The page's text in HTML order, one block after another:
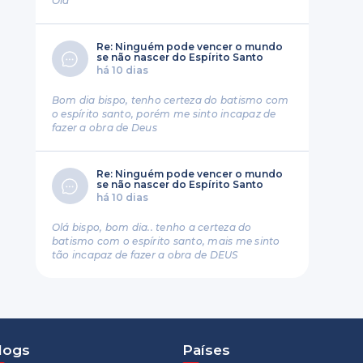
Re: Ninguém pode vencer o mundo
se não nascer do Espírito Santo
há 10 dias
Bom dia bispo, tenho certeza do batismo com
o espírito santo, porém me sinto incapaz de
fazer a obra de Deus
Re: Ninguém pode vencer o mundo
se não nascer do Espírito Santo
há 10 dias
Olá bispo, bom dia.. tenho a certeza do
batismo com o espírito santo, mais me sinto
tão incapaz de fazer a obra de DEUS
Países